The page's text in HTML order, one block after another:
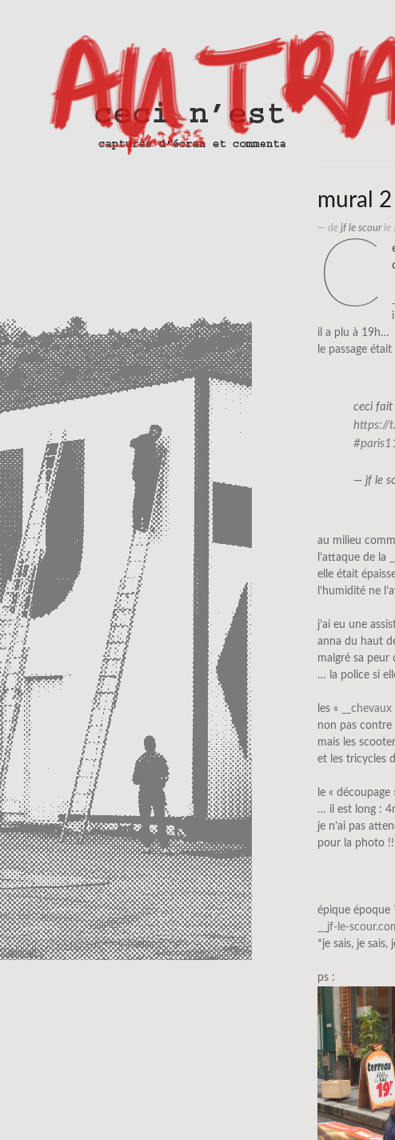
mural
— de jf le scourle
c
il a plu à 19h…
le passage
ceci fait
https://
— jf le
au milieu
l’attaque de la
elle était
l’humidité ne
j’ai eu une
anna du haut
malgré sa peur
… la police si
les «
non pas contre
mais les
et les tricycles
le « découpage
… il est long :
je n’ai pas
pour la photo !!
épique époque
__jf-le-
*je sais, je sais,
ps :